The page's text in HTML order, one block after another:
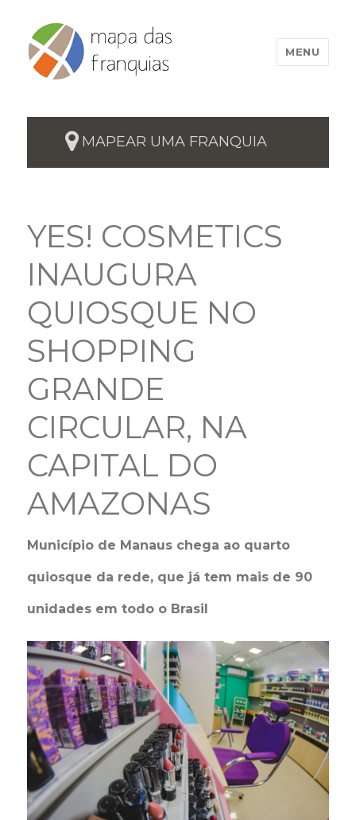
MENU
MAPEAR UMA FRANQUIA
YES! COSMETICS
INAUGURA
QUIOSQUE NO
SHOPPING
GRANDE
CIRCULAR, NA
CAPITAL DO
AMAZONAS
Município de Manaus chega ao quarto
quiosque da rede, que já tem mais de 90
unidades em todo o Brasil